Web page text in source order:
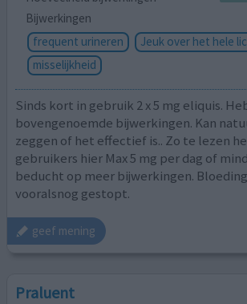
Bijwerkingen
frequent urineren
Jeuk over het hele
misselijkheid
Sinds kort in gebruik 2 x 5 mg eliquis.
bovengenoemde bijwerkingen. Kan
zeggen of het effectief is.. Zo te lezen
gebruikers hier Max 5 mg per dag of
beducht op meer bijwerkingen.
vooralsnog gestopt.
geef mening
Praluent